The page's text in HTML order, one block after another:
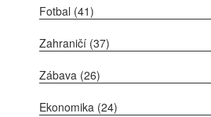
Fotbal (41)
Zahraničí (37)
Zábava (26)
Ekonomika (24)